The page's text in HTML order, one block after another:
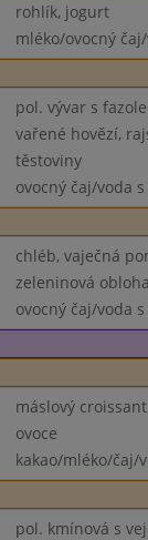
rohlík, jogurt
mléko/ovocný
pol. vývar s
vařené hovězí,
těstoviny
ovocný čaj/voda
chléb, vaječná
zeleninová
ovocný čaj/voda
máslový croissant
ovoce
kakao/mléko/čaj/
pol. kmínová s